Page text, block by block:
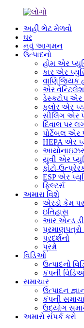
અહીં ભેટ મેળવો
ઘર
નવું આગમન
ઉત્પાદનો
હોમ એર
કાર એર
વાણિજ્યિક
એર
ડેસ્કટોપ એર
ફ્લોર એર
સીલિંગ એર
દિવાલ પર
પોર્ટેબલ એર
HEPA એર
આયોનાઇઝર
યુવી એર
ફોટો-
ESP એર
ફિલ્ટર્સ
અમારા વિશે
એરડો કેમ
ઇતિહાસ
આર એન્ડ ડી
પ્રદર્શનો
પ્રશ્નો
વિડિઓ
ઉત્પાદનો
કંપની
સમાચાર
ઉત્પાદન
કંપની
ઉદ્યોગ
અમારો સંપર્ક કરો